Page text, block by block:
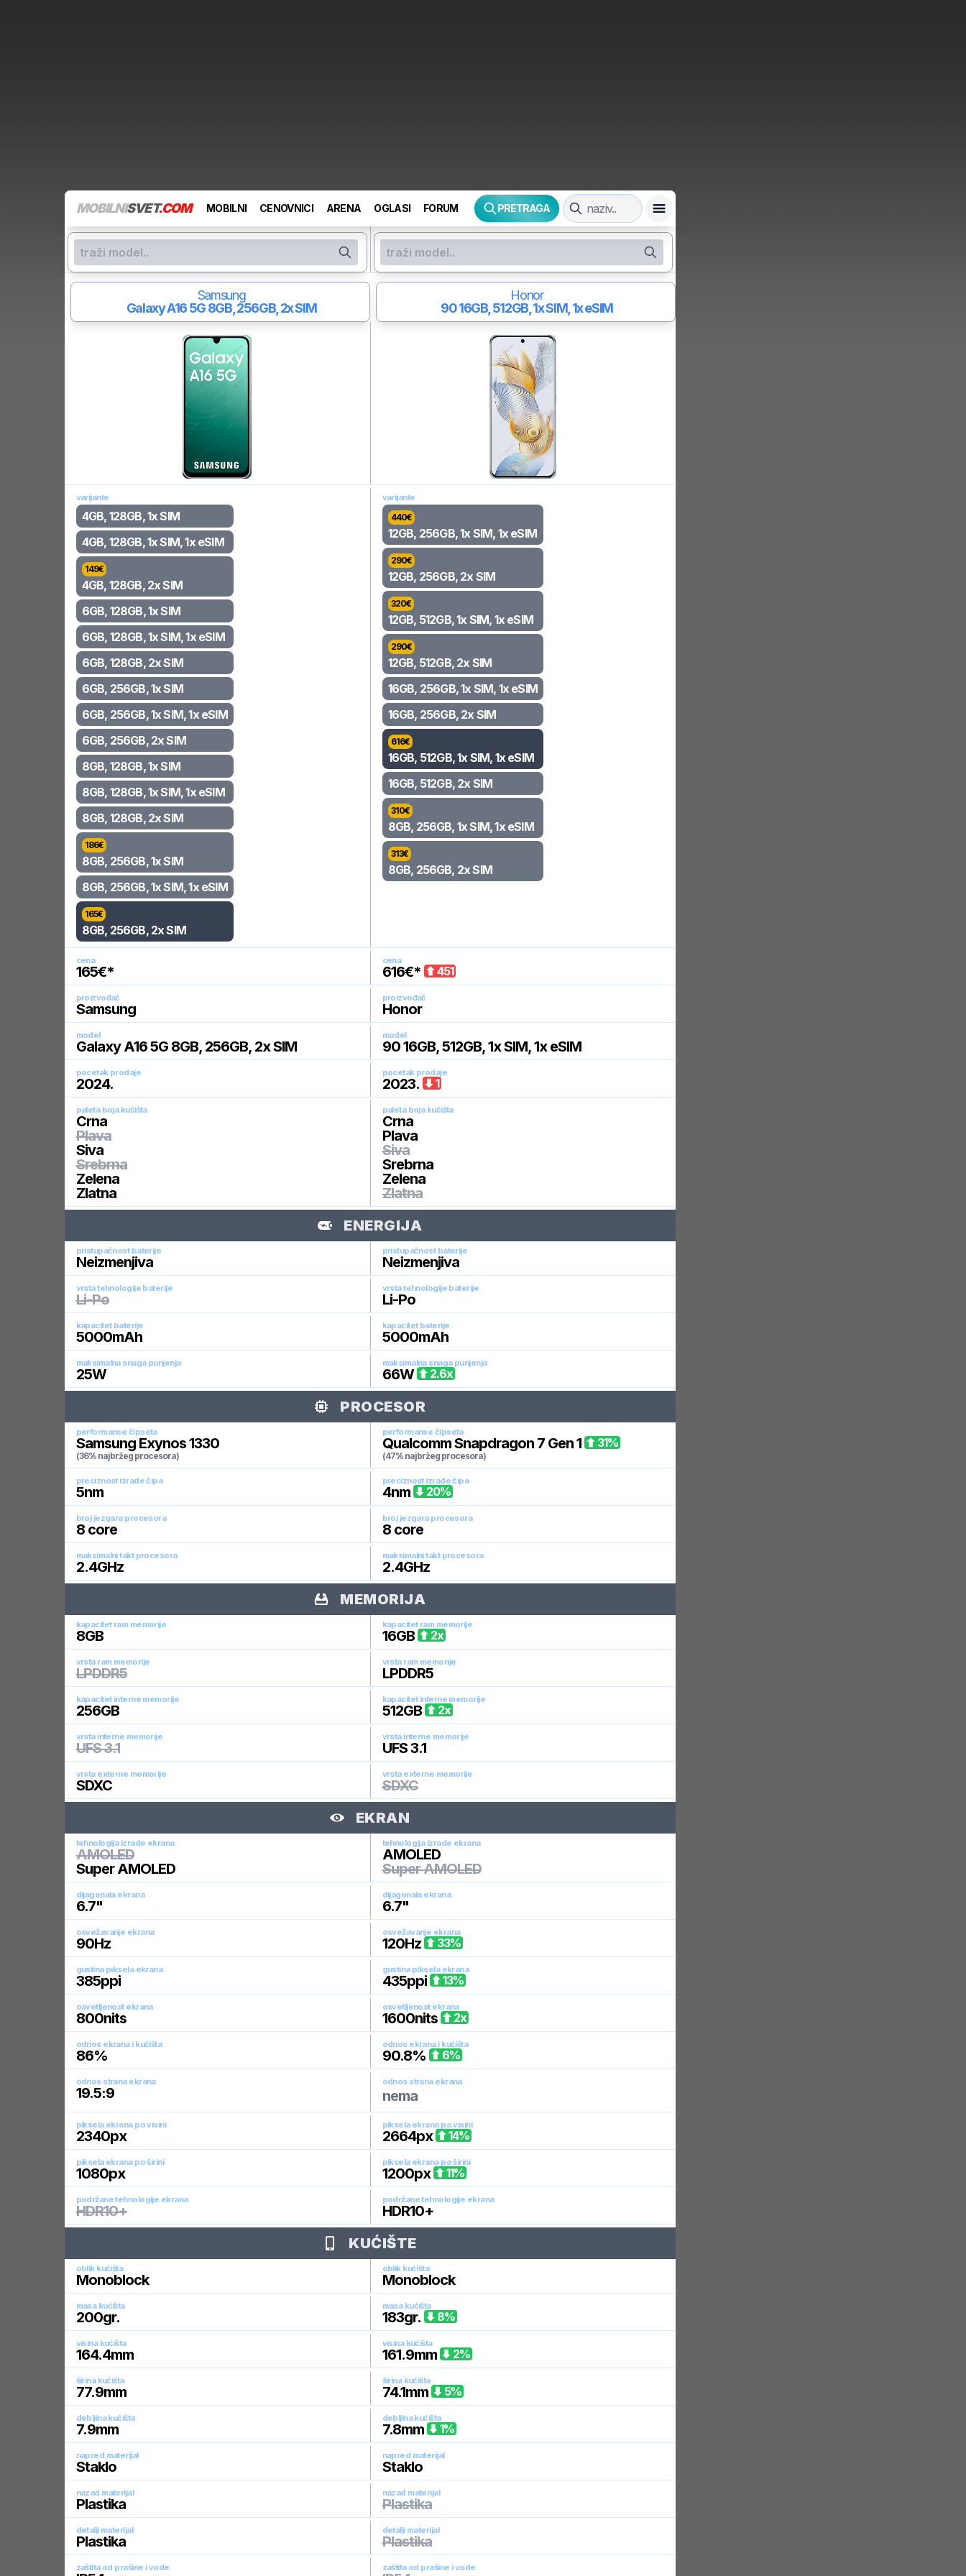
MOBILNISVET.COM MOBILNI CENOVNICI ARENA OGLASI FORUM PRETRAGA
Samsung
Galaxy A16 5G8GB, 256GB, 2x SIM
Honor
9016GB, 512GB, 1x SIM, 1x eSIM
varijante
4GB, 128GB, 1x SIM
4GB, 128GB, 1x SIM, 1x eSIM
149€
4GB, 128GB, 2x SIM
6GB, 128GB, 1x SIM
6GB, 128GB, 1x SIM, 1x eSIM
6GB, 128GB, 2x SIM
6GB, 256GB, 1x SIM
6GB, 256GB, 1x SIM, 1x eSIM
6GB, 256GB, 2x SIM
8GB, 128GB, 1x SIM
8GB, 128GB, 1x SIM, 1x eSIM
8GB, 128GB, 2x SIM
186€
8GB, 256GB, 1x SIM
8GB, 256GB, 1x SIM, 1x eSIM
165€
8GB, 256GB, 2x SIM
varijante
440€
12GB, 256GB, 1x SIM, 1x eSIM
290€
12GB, 256GB, 2x SIM
320€
12GB, 512GB, 1x SIM, 1x eSIM
290€
12GB, 512GB, 2x SIM
16GB, 256GB, 1x SIM, 1x eSIM
16GB, 256GB, 2x SIM
616€
16GB, 512GB, 1x SIM, 1x eSIM
16GB, 512GB, 2x SIM
310€
8GB, 256GB, 1x SIM, 1x eSIM
313€
8GB, 256GB, 2x SIM
cena
165€*
cena
616€* 451
proizvođač
Samsung
proizvođač
Honor
model
Galaxy A16 5G 8GB, 256GB, 2x SIM
model
90 16GB, 512GB, 1x SIM, 1x eSIM
pocetak prodaje
2024.
pocetak prodaje
2023. 1
paleta boja kućišta
Crna
Plava
Siva
Srebrna
Zelena
Zlatna
paleta boja kućišta
Crna
Plava
Siva
Srebrna
Zelena
Zlatna
ENERGIJA
pristupačnost baterije
Neizmenjiva
pristupačnost baterije
Neizmenjiva
vrsta tehnologije baterije
Li-Po
vrsta tehnologije baterije
Li-Po
kapacitet baterije
5000mAh
kapacitet baterije
5000mAh
maksimalna snaga punjenja
25W
maksimalna snaga punjenja
66W 2.6x
PROCESOR
performanse čipseta
Samsung Exynos 1330
(36% najbržeg procesora)
performanse čipseta
Qualcomm Snapdragon 7 Gen 1
(47% najbržeg procesora)
31%
preciznost izrade čipa
5nm
preciznost izrade čipa
4nm 20%
broj jezgara procesora
8core
broj jezgara procesora
8core
maksimalni takt procesora
2.4GHz
maksimalni takt procesora
2.4GHz
MEMORIJA
kapacitet ram memorije
8GB
kapacitet ram memorije
16GB 2x
vrsta ram memorije
LPDDR5
vrsta ram memorije
LPDDR5
kapacitet interne memorije
256GB
kapacitet interne memorije
512GB 2x
vrsta interne memorije
UFS 3.1
vrsta interne memorije
UFS 3.1
vrsta externe memorije
SDXC
vrsta externe memorije
SDXC
EKRAN
tehnologija izrade ekrana
AMOLED
Super AMOLED
tehnologija izrade ekrana
AMOLED
Super AMOLED
dijagonala ekrana
6.7"
dijagonala ekrana
6.7"
osvežavanje ekrana
90Hz
osvežavanje ekrana
120Hz 33%
gustina piksela ekrana
385ppi
gustina piksela ekrana
435ppi 13%
osvetljenost ekrana
800nits
osvetljenost ekrana
1600nits 2x
odnos ekrana i kućišta
86%
odnos ekrana i kućišta
90.8% 6%
odnos strana ekrana
19.5:9
odnos strana ekrana
nema
piksela ekrana po visini
2340px
piksela ekrana po visini
2664px 14%
piksela ekrana po širini
1080px
piksela ekrana po širini
1200px 11%
podržane tehnologije ekrana
HDR10+
podržane tehnologije ekrana
HDR10+
KUĆIŠTE
oblik kućišta
Monoblock
oblik kućišta
Monoblock
masa kućišta
200gr.
masa kućišta
183gr. 8%
visina kućišta
164.4mm
visina kućišta
161.9mm 2%
širina kućišta
77.9mm
širina kućišta
74.1mm 5%
debljina kućišta
7.9mm
debljina kućišta
7.8mm 1%
napred materijal
Staklo
napred materijal
Staklo
nazad materijal
Plastika
nazad materijal
Plastika
detalji materijal
Plastika
detalji materijal
Plastika
zaštita od prašine i vode zaštita od prašine i vode